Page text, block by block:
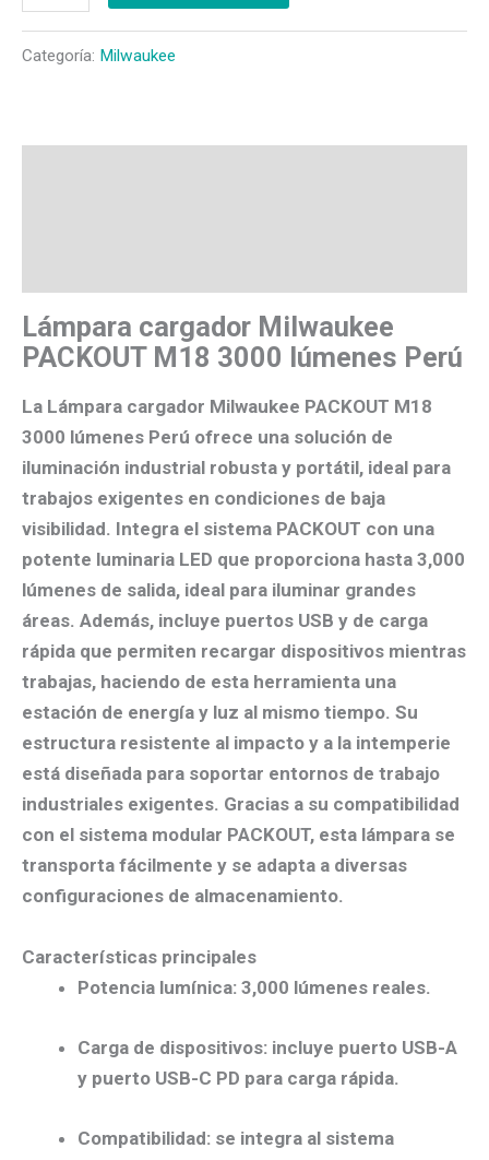
Categoría: Milwaukee
Lámpara cargador Milwaukee
PACKOUT M18 3000 lúmenes Perú
La Lámpara cargador Milwaukee PACKOUT M18
3000 lúmenes Perú ofrece una solución de
iluminación industrial robusta y portátil, ideal para
trabajos exigentes en condiciones de baja
visibilidad. Integra el sistema PACKOUT con una
potente luminaria LED que proporciona hasta 3,000
lúmenes de salida, ideal para iluminar grandes
áreas. Además, incluye puertos USB y de carga
rápida que permiten recargar dispositivos mientras
trabajas, haciendo de esta herramienta una
estación de energía y luz al mismo tiempo. Su
estructura resistente al impacto y a la intemperie
está diseñada para soportar entornos de trabajo
industriales exigentes. Gracias a su compatibilidad
con el sistema modular PACKOUT, esta lámpara se
transporta fácilmente y se adapta a diversas
configuraciones de almacenamiento.
Características principales
Potencia lumínica: 3,000 lúmenes reales.
Carga de dispositivos: incluye puerto USB-A
y puerto USB-C PD para carga rápida.
Compatibilidad: se integra al sistema